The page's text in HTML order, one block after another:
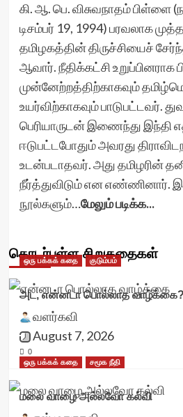
கி. ஆ. பெ. விசுவநாதம் பிள்ளை
டிசம்பர் 19, 1994) பரவலாக
தமிழகத்தின் திருச்சியைச்
ஆவார். நீதிக்கட்சி
முன்னேற்றத்திற்காகவும்
உயர்விற்காகவும் பாடுபட்டவர்.
பெரியாருடன் இணைந்து இந்தி
ஈடுபட்டபோதும் அவரது
உடன்படாதவர். அது தமிழரின்
நீர்த்துவிடும் என எண்ணினார்.
நூல்களும்…மேலும் படிக்க...
தொடர்புள்ள சிறுகதைகள்
ஒரு பக்கக் கதை குடும்பம்
அட, என்னடா பொல்லாத வாழ்க்கை?
வளர்கவி
August 7, 2026
0
ஒரு பக்கக் கதை
சமூக நீதி
மலை வாழை அல்லவோ கல்வி